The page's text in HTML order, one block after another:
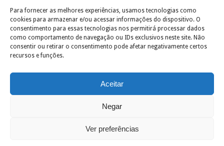
Para fornecer as melhores experiências, usamos tecnologias como
cookies para armazenar e/ou acessar informações do dispositivo. O
consentimento para essas tecnologias nos permitirá processar dados
como comportamento de navegação ou IDs exclusivos neste site. Não
consentir ou retirar o consentimento pode afetar negativamente certos
recursos e funções.
Aceitar
Negar
Ver preferências
Clique para aceitar os cookies marketing e
ativar este conteúdo
João de Jesus Junior| Designed by